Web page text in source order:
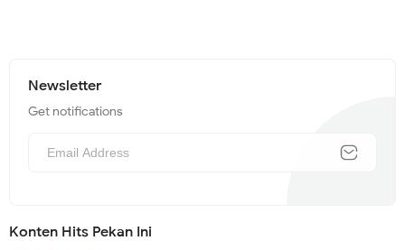
Newsletter
Get notifications
Konten Hits Pekan Ini